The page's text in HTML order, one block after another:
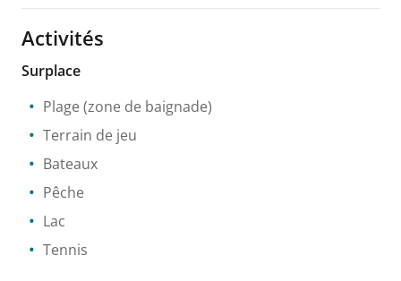
Activités
Surplace
Plage (zone de baignade)
Terrain de jeu
Bateaux
Pêche
Lac
Tennis